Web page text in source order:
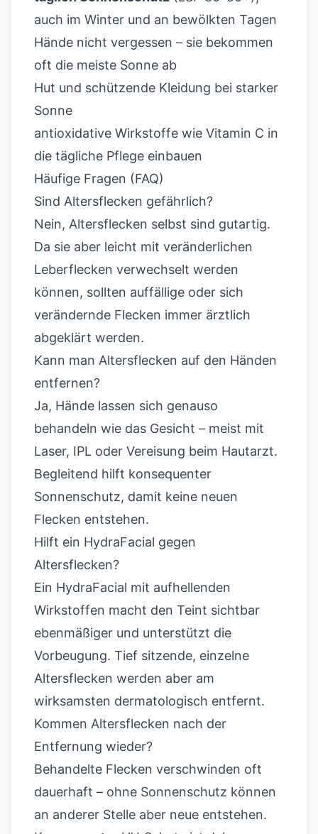
auch im Winter und an bewölkten Tagen
Hände nicht vergessen – sie bekommen
oft die meiste Sonne ab
Hut und schützende Kleidung bei starker
Sonne
antioxidative Wirkstoffe wie Vitamin C in
die tägliche Pflege einbauen
Häufige Fragen (FAQ)
Sind Altersflecken gefährlich?
Nein, Altersflecken selbst sind gutartig.
Da sie aber leicht mit veränderlichen
Leberflecken verwechselt werden
können, sollten auffällige oder sich
verändernde Flecken immer ärztlich
abgeklärt werden.
Kann man Altersflecken auf den Händen
entfernen?
Ja, Hände lassen sich genauso
behandeln wie das Gesicht – meist mit
Laser, IPL oder Vereisung beim Hautarzt.
Begleitend hilft konsequenter
Sonnenschutz, damit keine neuen
Flecken entstehen.
Hilft ein HydraFacial gegen
Altersflecken?
Ein HydraFacial mit aufhellenden
Wirkstoffen macht den Teint sichtbar
ebenmäßiger und unterstützt die
Vorbeugung. Tief sitzende, einzelne
Altersflecken werden aber am
wirksamsten dermatologisch entfernt.
Kommen Altersflecken nach der
Entfernung wieder?
Behandelte Flecken verschwinden oft
dauerhaft – ohne Sonnenschutz können
an anderer Stelle aber neue entstehen.